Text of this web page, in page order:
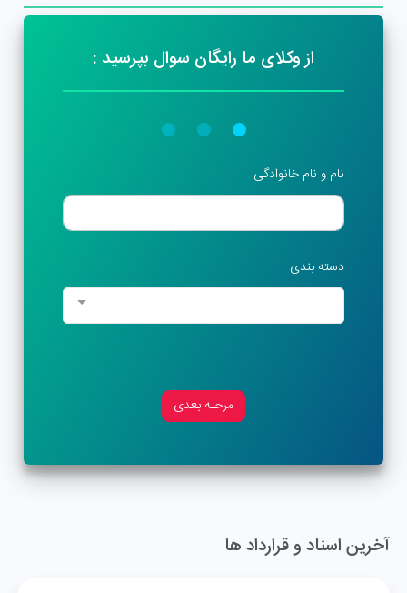
از وکلای ما رایگان سوال بپرسید :
نام و نام خانوادگی
دسته بندی
مرحله بعدی
آخرین اسناد و قرارداد ها